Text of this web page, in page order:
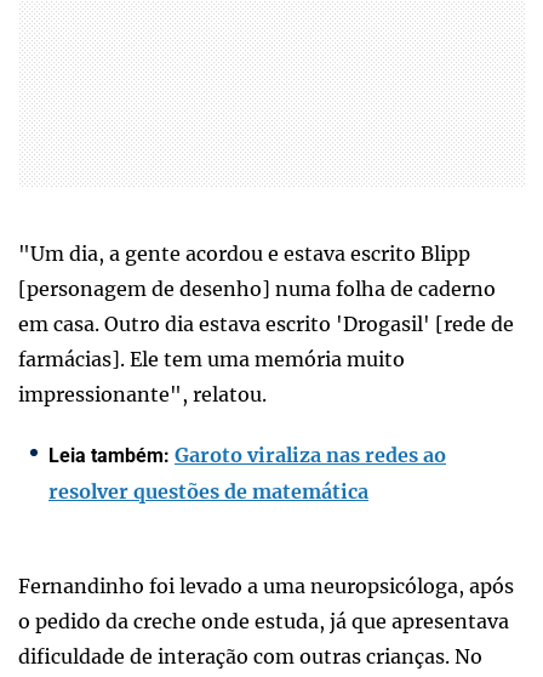
"Um dia, a gente acordou e estava escrito Blipp
[personagem de desenho] numa folha de caderno
em casa. Outro dia estava escrito 'Drogasil' [rede de
farmácias]. Ele tem uma memória muito
impressionante", relatou.
Leia também: Garoto viraliza nas redes ao
resolver questões de matemática
Fernandinho foi levado a uma neuropsicóloga, após
o pedido da creche onde estuda, já que apresentava
dificuldade de interação com outras crianças. No